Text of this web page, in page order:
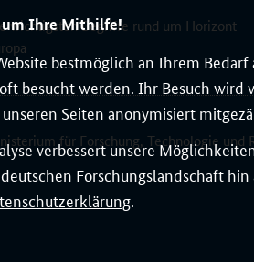
Ihre Mithilfe!
bestmöglich an Ihrem
besucht werden. Ihr Besuch wird
unseren Seiten anonymisiert
verbessert unsere
Forschungslandschaft
.
wichtigsten Begriffe rund um Horizont
für Forschung, Technologie und